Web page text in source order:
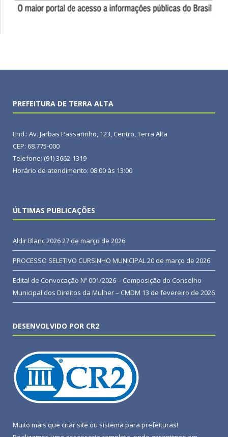
PREFEITURA DE TERRA ALTA
End.: Av. Jarbas Passarinho, 123, Centro, Terra Alta
CEP: 68.775-000
Telefone: (91) 3662-1319
Horário de atendimento: 08:00 às 13:00
ÚLTIMAS PUBLICAÇÕES
Aldir Blanc 202627 de março de 2026
PROCESSO SELETIVO CURSINHO MUNICIPAL20 de março de 2026
Edital de Convocação Nº 001/2026 – Composição do Conselho
Municipal dos Direitos da Mulher – CMDM 13 de fevereiro de 2026
DESENVOLVIDO POR CR2
Muito mais que criar site ou sistema para prefeituras!